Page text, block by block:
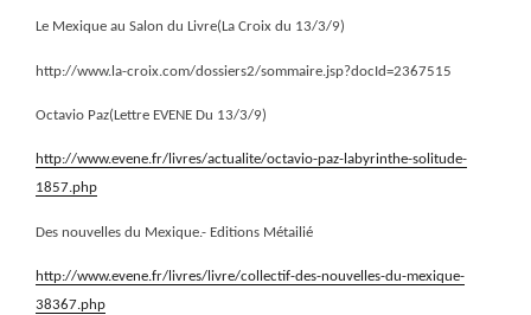
Le Mexique au Salon du Livre(La Croix du 13/3/9)
http://www.la-croix.com/dossiers2/sommaire.jsp?docId=2367515
Octavio Paz(Lettre EVENE Du 13/3/9)
http://www.evene.fr/livres/actualite/octavio-paz-labyrinthe-solitude-
1857.php
Des nouvelles du Mexique.- Editions Métailié
http://www.evene.fr/livres/livre/collectif-des-nouvelles-du-mexique-
38367.php